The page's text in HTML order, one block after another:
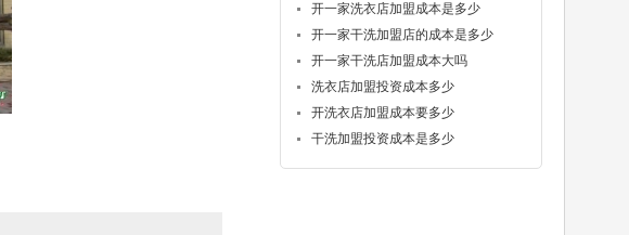
开一家洗衣店加盟成本是多少
开一家干洗加盟店的成本是多少
开一家干洗店加盟成本大吗
洗衣店加盟投资成本多少
开洗衣店加盟成本要多少
干洗加盟投资成本是多少